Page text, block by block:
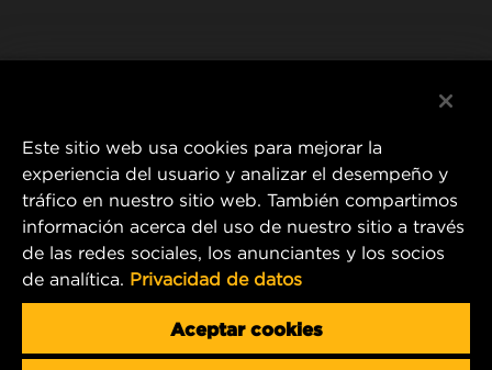
1 Wix Way
P.O. Box 1967
Gastonia, NC 28054
Product & Customer Service Email:
info.mercosur@mann-hummel.com
Este sitio web usa cookies para mejorar la
experiencia del usuario y analizar el desempeño y
tráfico en nuestro sitio web. También compartimos
información acerca del uso de nuestro sitio a través
de las redes sociales, los anunciantes y los socios
de analítica. Privacidad de datos
Aceptar cookies